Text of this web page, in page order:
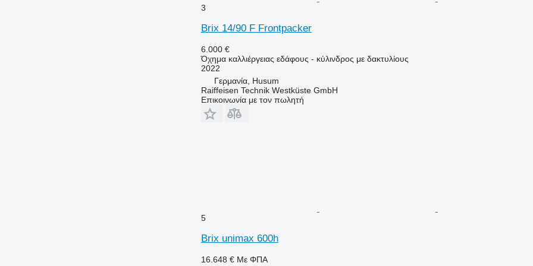
3
Brix 14/90 F Frontpacker
6.000 €
Όχημα καλλιέργειας εδάφους - κύλινδρος με δακτυλίους
2022
Γερμανία, Husum
Raiffeisen Technik Westküste GmbH
Επικοινωνία με τον πωλητή
5
Brix unimax 600h
16.648 € Με ΦΠΑ